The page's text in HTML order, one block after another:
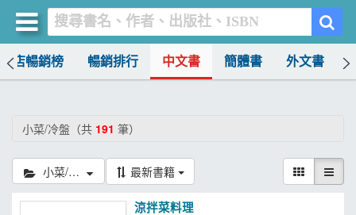
書店暢銷榜 暢銷排行 中文書 簡體書 外文書
小菜/冷盤（共 191 筆）
小菜/冷盤 最新書籍
涼拌菜料理
買書網
書店暢銷榜